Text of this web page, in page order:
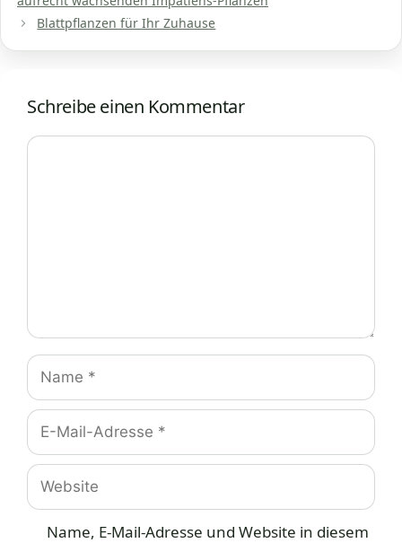
Blattpflanzen für Ihr Zuhause
Schreibe einen Kommentar
Kommentar
Name
E-
Mail-
Adresse
Website
Name, E-Mail-Adresse und Website in diesem